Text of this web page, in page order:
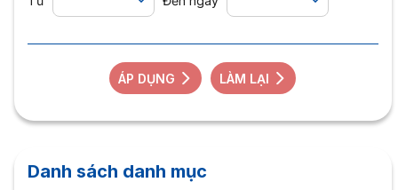
ÁP DỤNG LÀM LẠI
Danh sách danh mục